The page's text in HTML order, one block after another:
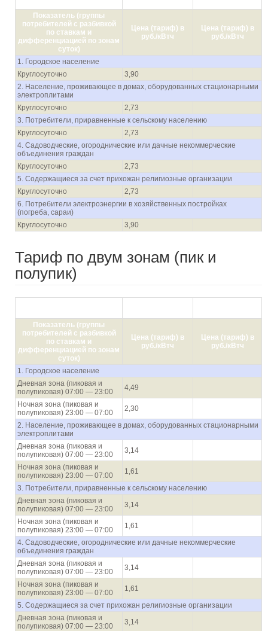
Показатель (группы
потребителей с разбивкой
по ставкам и
дифференциацией по зонам
суток)
Цена (тариф) в
руб./кВтч
Цена (тариф) в
руб./кВтч
1. Городское население
Круглосуточно
3,90
2. Население, проживающее в домах, оборудованных стационарными
электроплитами
Круглосуточно
2,73
3. Потребители, приравненные к сельскому населению
Круглосуточно
2,73
4. Садоводческие, огороднические или дачные некоммерческие
объединения граждан
Круглосуточно
2,73
5. Содержащиеся за счет прихожан религиозные организации
Круглосуточно
2,73
6. Потребители электроэнергии в хозяйственных постройках
(погреба, сараи)
Круглосуточно
3,90
Тариф по двум зонам (пик и
полупик)
Показатель (группы
потребителей с разбивкой
по ставкам и
дифференциацией по зонам
суток)
Цена (тариф) в
руб./кВтч
Цена (тариф) в
руб./кВтч
1. Городское население
Дневная зона (пиковая и
полупиковая) 07:00 — 23:00
4,49
Ночная зона (пиковая и
полупиковая) 23:00 — 07:00
2,30
2. Население, проживающее в домах, оборудованных стационарными
электроплитами
Дневная зона (пиковая и
полупиковая) 07:00 — 23:00
3,14
Ночная зона (пиковая и
полупиковая) 23:00 — 07:00
1,61
3. Потребители, приравненные к сельскому населению
Дневная зона (пиковая и
полупиковая) 07:00 — 23:00
3,14
Ночная зона (пиковая и
полупиковая) 23:00 — 07:00
1,61
4. Садоводческие, огороднические или дачные некоммерческие
объединения граждан
Дневная зона (пиковая и
полупиковая) 07:00 — 23:00
3,14
Ночная зона (пиковая и
полупиковая) 23:00 — 07:00
1,61
5. Содержащиеся за счет прихожан религиозные организации
Дневная зона (пиковая и
полупиковая) 07:00 — 23:00
3,14